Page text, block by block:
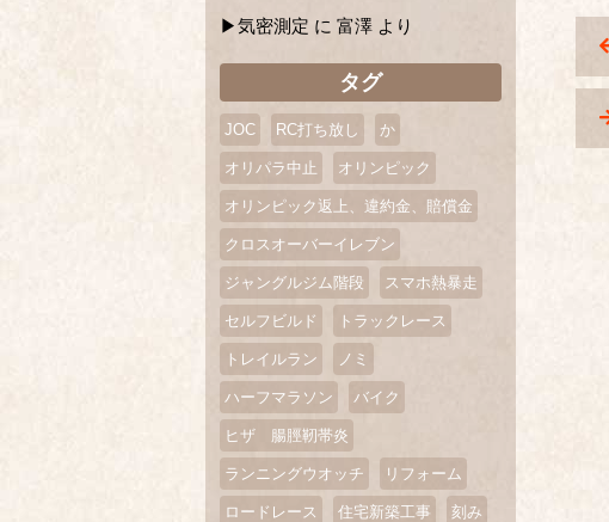
気密測定 に 富澤 より
タグ
JOC RC打ち放し か
オリパラ中止 オリンピック
オリンピック返上、違約金、賠償金
クロスオーバーイレブン
ジャングルジム階段 スマホ熱暴走
セルフビルド トラックレース
トレイルラン ノミ
ハーフマラソン バイク
ヒザ 腸脛靭帯炎
ランニングウオッチ リフォーム
ロードレース 住宅新築工事 刻み